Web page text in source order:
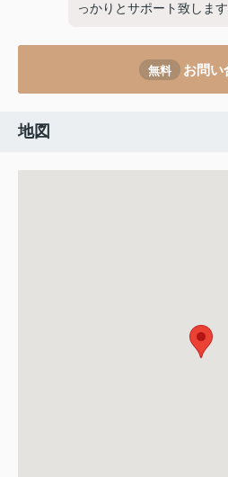
っかりとサポート致します
無料 お問い
地図